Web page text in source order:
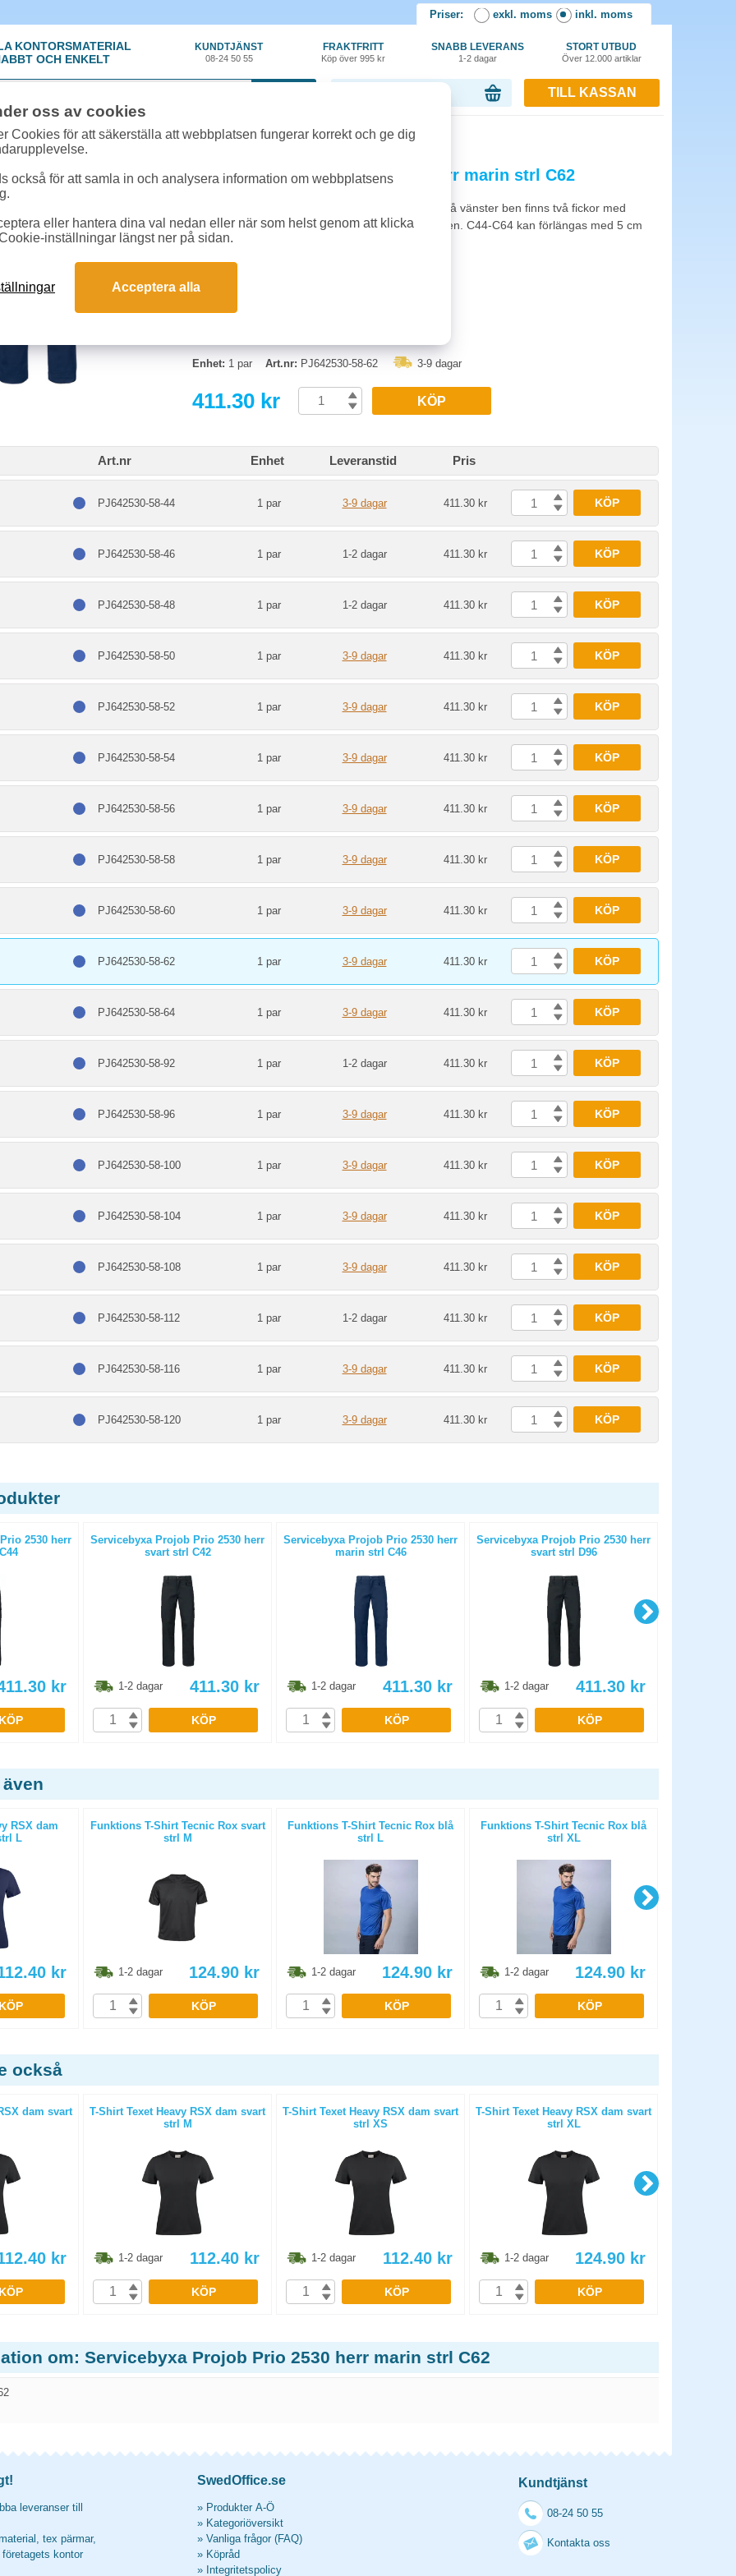
Priser: exkl. moms inkl. moms
KONTORSMATERIAL
OCH ENKELT
KUNDTJÄNST
08-24 50 55
FRAKTFRITT
Köp över 995 kr
SNABB LEVERANS
1-2 dagar
STORT UTBUD
Över 12.000 artiklar
TILL KASSAN
Skydd»Byxor/Shorts/Overaller»Servicebyxa Projob Prio 2530 herr marin strl C62
Servicebyxa Projob Prio 2530 herr marin strl C62
Bekväm och praktisk servicebyxa med sidfickor. På vänster ben finns två fickor med
kardborreförslutning, plats för verktyg på höger ben. C44-C64 kan förlängas med 5 cm
genom ett utvik i benslutet. Marinblå.
Enhet: 1 par Art.nr: PJ642530-58-62 3-9 dagar
411.30 kr KÖP
Art.nr Enhet Leveranstid Pris
PJ642530-58-44 1 par 3-9 dagar 411.30 kr KÖP
PJ642530-58-46 1 par 1-2 dagar 411.30 kr KÖP
PJ642530-58-48 1 par 1-2 dagar 411.30 kr KÖP
PJ642530-58-50 1 par 3-9 dagar 411.30 kr KÖP
PJ642530-58-52 1 par 3-9 dagar 411.30 kr KÖP
PJ642530-58-54 1 par 3-9 dagar 411.30 kr KÖP
PJ642530-58-56 1 par 3-9 dagar 411.30 kr KÖP
PJ642530-58-58 1 par 3-9 dagar 411.30 kr KÖP
PJ642530-58-60 1 par 3-9 dagar 411.30 kr KÖP
PJ642530-58-62 1 par 3-9 dagar 411.30 kr KÖP
PJ642530-58-64 1 par 3-9 dagar 411.30 kr KÖP
PJ642530-58-92 1 par 1-2 dagar 411.30 kr KÖP
PJ642530-58-96 1 par 3-9 dagar 411.30 kr KÖP
PJ642530-58-100 1 par 3-9 dagar 411.30 kr KÖP
PJ642530-58-104 1 par 3-9 dagar 411.30 kr KÖP
PJ642530-58-108 1 par 3-9 dagar 411.30 kr KÖP
PJ642530-58-112 1 par 1-2 dagar 411.30 kr KÖP
PJ642530-58-116 1 par 3-9 dagar 411.30 kr KÖP
PJ642530-58-120 1 par 3-9 dagar 411.30 kr KÖP
2530 herr
kr
KÖP
Servicebyxa Projob Prio 2530 herr
svart strl C42
1-2 dagar 411.30 kr
KÖP
Servicebyxa Projob Prio 2530 herr
marin strl C46
1-2 dagar 411.30 kr
KÖP
Servicebyxa Projob Prio 2530 herr
svart strl D96
1-2 dagar 411.30 kr
KÖP
RSX dam
L
kr
KÖP
Funktions T-Shirt Tecnic Rox svart
strl M
1-2 dagar 124.90 kr
KÖP
Funktions T-Shirt Tecnic Rox blå
strl L
1-2 dagar 124.90 kr
KÖP
Funktions T-Shirt Tecnic Rox blå
strl XL
1-2 dagar 124.90 kr
KÖP
också
dam svart
kr
KÖP
T-Shirt Texet Heavy RSX dam svart
strl M
1-2 dagar 112.40 kr
KÖP
T-Shirt Texet Heavy RSX dam svart
strl XS
1-2 dagar 112.40 kr
KÖP
T-Shirt Texet Heavy RSX dam svart
strl XL
1-2 dagar 124.90 kr
KÖP
om: Servicebyxa Projob Prio 2530 herr marin strl C62
leveranser till
tex pärmar,
kontor
SwedOffice.se
» Produkter A-Ö
» Kategoriöversikt
» Vanliga frågor (FAQ)
» Köpråd
» Integritetspolicy
Kundtjänst
08-24 50 55
Kontakta oss
oss av cookies
Cookies för att säkerställa att webbplatsen fungerar korrekt och ge dig
också för att samla in och analysera information om webbplatsens
eller hantera dina val nedan eller när som helst genom att klicka
inställningar längst ner på sidan.
Acceptera alla